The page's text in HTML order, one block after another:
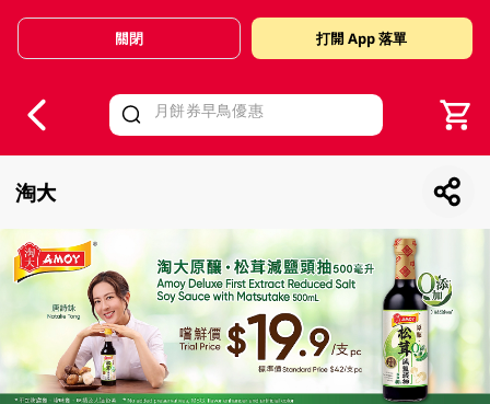
Valid Until 30 June 2026
關閉 打開 App 落單
淘大